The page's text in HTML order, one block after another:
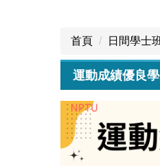
首頁 日間學士
運動成績優良